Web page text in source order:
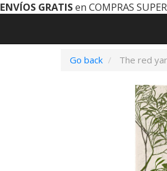
ENVÍOS GRATISen COMPRAS
Go back The red